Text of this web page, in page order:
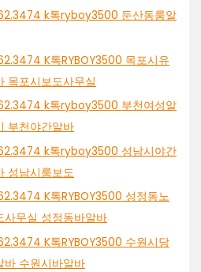
k톡ryboy3500 둔산동룸알
K톡RYBOY3500 목포시유
목포시보도사무실
k톡ryboy3500 부천여성알
부천야간알바
k톡ryboy3500 성남시야간
성남시룸보도
K톡RYBOY3500 성정동노
무실 성정동바알바
K톡RYBOY3500 수원시당
바 수원시바알바